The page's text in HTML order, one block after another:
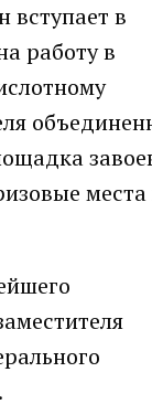
вступает в
работу в
места